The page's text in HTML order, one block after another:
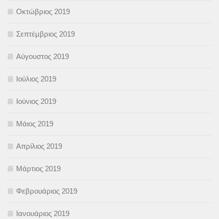
Οκτώβριος 2019
Σεπτέμβριος 2019
Αύγουστος 2019
Ιούλιος 2019
Ιούνιος 2019
Μάιος 2019
Απρίλιος 2019
Μάρτιος 2019
Φεβρουάριος 2019
Ιανουάριος 2019